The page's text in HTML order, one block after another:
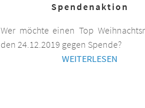
Spendenaktion
Wer möchte einen Top
den 24.12.2019 gegen Spende?
WEITERLESEN